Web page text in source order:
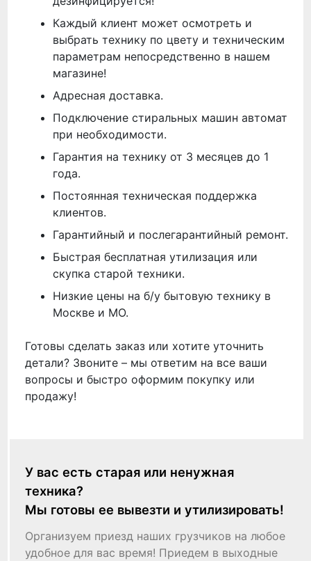
Каждый клиент может осмотреть и
выбрать технику по цвету и техническим
параметрам непосредственно в нашем
магазине!
Адресная доставка.
Подключение стиральных машин автомат
при необходимости.
Гарантия на технику от 3 месяцев до 1
года.
Постоянная техническая поддержка
клиентов.
Гарантийный и послегарантийный ремонт.
Быстрая бесплатная утилизация или
скупка старой техники.
Низкие цены на б/у бытовую технику в
Москве и МО.
Готовы сделать заказ или хотите уточнить
детали? Звоните – мы ответим на все ваши
вопросы и быстро оформим покупку или
продажу!
У вас есть старая или ненужная
техника?
Мы готовы ее вывезти и утилизировать!
Организуем приезд наших грузчиков на любое
удобное для вас время! Приедем в выходные